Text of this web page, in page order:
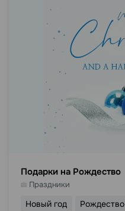
Подарки на Рождество
Праздники
Новый год Рождество